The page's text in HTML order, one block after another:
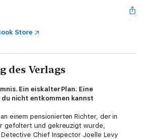
Store
des Verlags
Ein eiskalter Plan. Eine
nicht entkommen kannst
einem pensionierten Richter, der in
gefoltert und gekreuzigt wurde,
Chief Inspector Joelle Levy